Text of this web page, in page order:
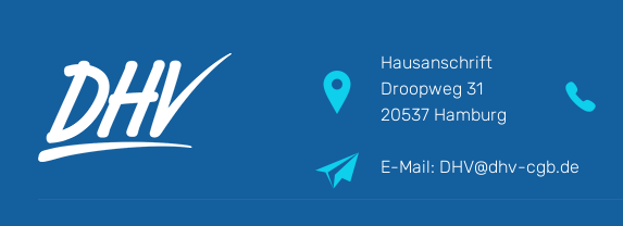
Hausanschrift
Droopweg 31
20537 Hamburg
E-Mail: DHV@dhv-cgb.de